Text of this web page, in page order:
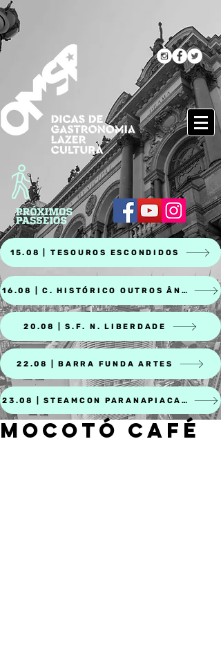
15.08 | TESOUROS ESCONDIDOS
16.08 | C. HISTÓRICO OUTROS ÂNGULOS
20.08 | S.F. N. LIBERDADE
22.08 | BARRA FUNDA ARTES
23.08 | STEAMCON PARANAPIACABA
MOCOTÓ CAFÉ